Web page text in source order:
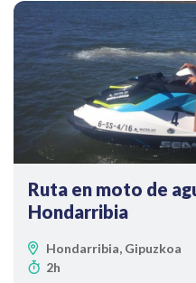
Ruta en moto de
Hondarribia
Hondarribia, Gipuzkoa
2h